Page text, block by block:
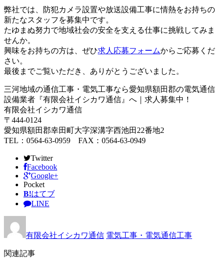
弊社では、防犯カメラ設置や放送設備工事に情熱をお持ちの
新たなスタッフを募集中です。
たゆまぬ努力で地域社会の安全を支える仕事に挑戦してみま
せんか。
興味をお持ちの方は、ぜひ求人応募フォームからご応募くだ
さい。
最後までご覧いただき、ありがとうございました。
三河地域の通信工事・電気工事なら愛知県額田郡の電気通信
設備業者『有限会社イシカワ通信』へ｜求人募集中！
有限会社イシカワ通信
〒444-0124
愛知県額田郡幸田町大字深溝字西池田22番地2
TEL：0564-63-0959 FAX：0564-63-0949
Twitter
Facebook
Google+
Pocket
B!はてブ
LINE
有限会社イシカワ通信 電気工事・電気通信工事
関連記事